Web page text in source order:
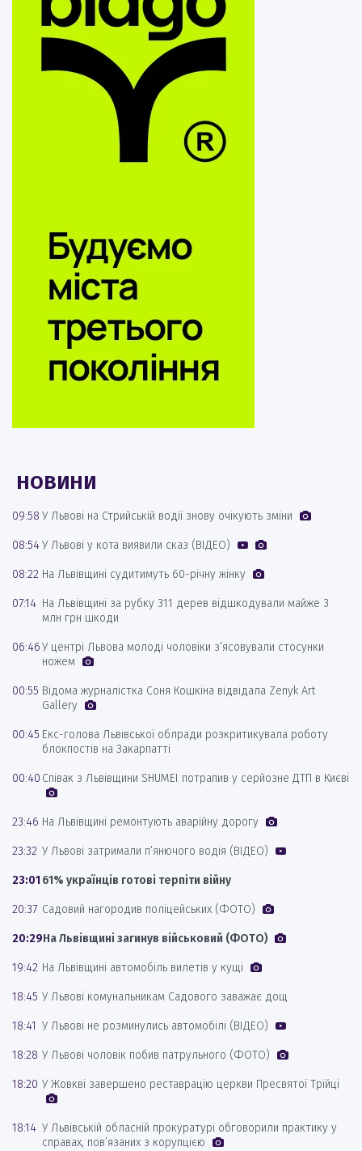
НОВИНИ
09:58 У Львові на Стрийській водії знову очікують зміни
08:54У Львові у кота виявили сказ (ВІДЕО)
08:22 На Львівщині судитимуть 60-річну жінку
07:14 На Львівщині за рубку 311 дерев відшкодували майже 3
млн грн шкоди
06:46У центрі Львова молоді чоловіки з’ясовували стосунки
ножем
00:55 Відома журналістка Соня Кошкіна відвідала Zenyk Art
Gallery
00:45 Екс-голова Львівської облради розкритикувала роботу
блокпостів на Закарпатті
00:40 Співак з Львівщини SHUMEI потрапив у серйозне ДТП в Києві
23:46 На Львівщині ремонтують аварійну дорогу
23:32 У Львові затримали п’янючого водія (ВІДЕО)
23:01 61% українців готові терпіти війну
20:37 Садовий нагородив поліцейських (ФОТО)
20:29На Львівщині загинув військовий (ФОТО)
19:42 На Львівщині автомобіль вилетів у кущі
18:45 У Львові комунальникам Садового заважає дощ
18:41 У Львові не розминулись автомобілі (ВІДЕО)
18:28 У Львові чоловік побив патрульного (ФОТО)
18:20 У Жовкві завершено реставрацію церкви Пресвятої Трійці
18:14 У Львівській обласній прокуратурі обговорили практику у
справах, пов’язаних з корупцією